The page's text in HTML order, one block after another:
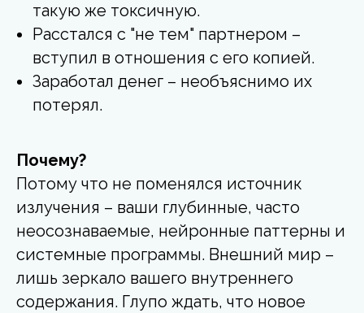
такую же токсичную.
Расстался с "не тем" партнером –
вступил в отношения с его копией.
Заработал денег – необъяснимо их
потерял.
Почему?
Потому что не поменялся источник
излучения – ваши глубинные, часто
неосознаваемые, нейронные паттерны и
системные программы. Внешний мир –
лишь зеркало вашего внутреннего
содержания. Глупо ждать, что новое